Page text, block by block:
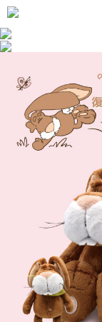
お支払期限は、ショ
わらず、AFTEEで指
二、支払い限度額
1.初回 AFTEEを ご
き、限度額が設定さ
2.決済金額は最低
3.現在、台湾の会員
三、利用規約「
ロテクションズ（以
ます。当サービスご
の氏名、電話番号、
限らない）は、
す。AFTEEの個人情
ームページの『個人
ださい（https://
AFTEEの初回ご利
ります。支払い期限
納金が加算されます
海外國家